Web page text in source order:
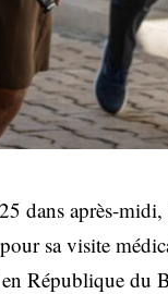
dans après-
sa visite
République du